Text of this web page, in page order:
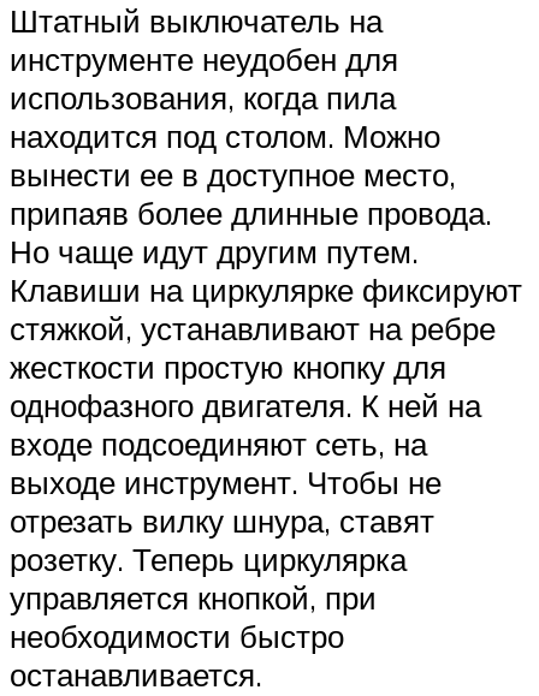
Штатный выключатель на
инструменте неудобен для
использования, когда пила
находится под столом. Можно
вынести ее в доступное место,
припаяв более длинные провода.
Но чаще идут другим путем.
Клавиши на циркулярке фиксируют
стяжкой, устанавливают на ребре
жесткости простую кнопку для
однофазного двигателя. К ней на
входе подсоединяют сеть, на
выходе инструмент. Чтобы не
отрезать вилку шнура, ставят
розетку. Теперь циркулярка
управляется кнопкой, при
необходимости быстро
останавливается.